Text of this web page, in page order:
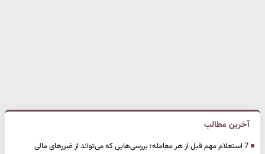
آخرین مطالب
7 استعلام مهم قبل از هر معامله؛ بررسی‌هایی که می‌تواند از ضررهای مالی